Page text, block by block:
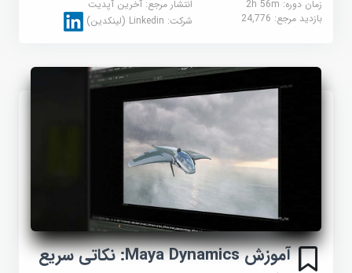
زمان دوره: 2h 56m انتشار مرجع:آخرین آپدیت
بازدید مرجع:24,776 شرکت:Linkedin (لینکدین)
آموزش Maya Dynamics: نکاتی سریع